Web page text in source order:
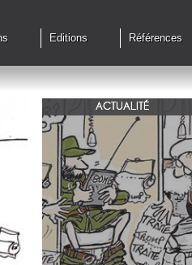
Editions Références
ACTUALITÉ
Qu'en est il des accords de cessez
le feu?